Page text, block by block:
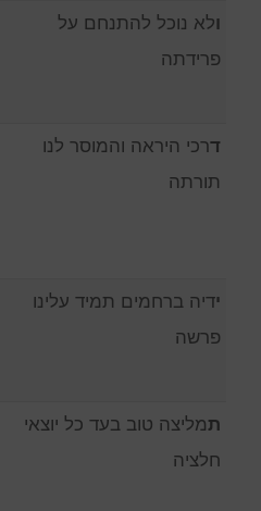
ולא נוכל להתנחם על
פרידתה
דרכי היראה והמוסר לנו
תורתה
ידיה ברחמים תמיד עלינו
פרשה
תמליצה טוב בעד כל יוצאי
חלציה